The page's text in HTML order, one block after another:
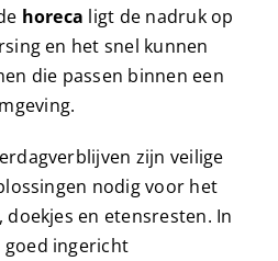
horeca ligt de nadruk op
en het snel kunnen
die passen binnen een
zijn veilige
nodig voor het
en etensresten. In
goed ingericht